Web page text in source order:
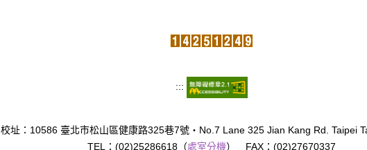
:::
校址：10586 臺北市松山區健康路325巷7號‧No.7 Lane 325 Jian Kang Rd. Taipei
TEL：(02)25286618（處室分機） FAX：(02)27670337